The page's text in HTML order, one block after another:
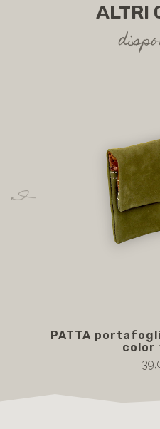
ALTRI
PATTA
color